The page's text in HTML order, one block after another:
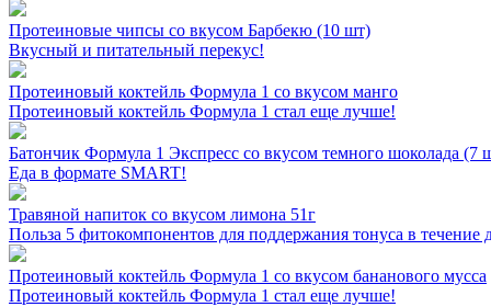
Протеиновые чипсы со вкусом Барбекю (10 шт)
Вкусный и питательный перекус!
Протеиновый коктейль Формула 1 со вкусом манго
Протеиновый коктейль Формула 1 стал еще лучше!
Батончик Формула 1 Экспресс со вкусом темного шоколада (7
Еда в формате SMART!
Травяной напиток со вкусом лимона 51г
Польза 5 фитокомпонентов для поддержания тонуса в течение
Протеиновый коктейль Формула 1 со вкусом бананового мусса
Протеиновый коктейль Формула 1 стал еще лучше!